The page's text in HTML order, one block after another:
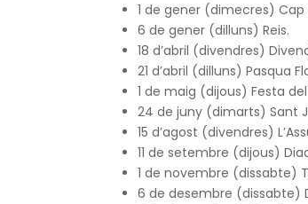
1 de gener (dimecres) Cap
6 de gener (dilluns) Reis.
18 d’abril (divendres)
21 d’abril (dilluns) Pasqua
1 de maig (dijous) Festa
24 de juny (dimarts) Sant
15 d’agost (divendres)
11 de setembre (dijous)
1 de novembre (dissabte)
6 de desembre (dissabte)